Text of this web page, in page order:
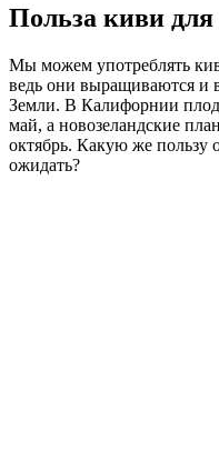
Польза киви для
Мы можем употреблять
ведь они выращиваются и
Земли. В Калифорнии
май, а новозеландские
октябрь. Какую же пользу
ожидать?